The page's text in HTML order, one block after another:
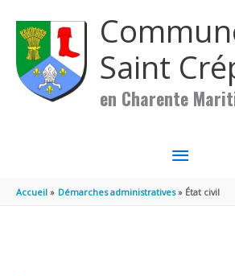
Saint
en Charente
MENU
Accueil Démarches administratives État civil